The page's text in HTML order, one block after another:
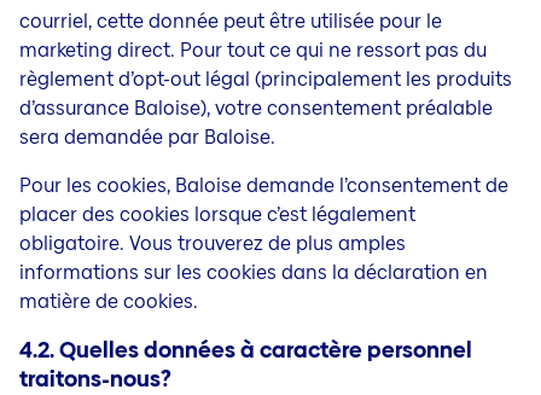
courriel, cette donnée peut être utilisée pour le
marketing direct. Pour tout ce qui ne ressort pas du
règlement d’opt-out légal (principalement les produits
d’assurance Baloise), votre consentement préalable
sera demandée par Baloise.
Pour les cookies, Baloise demande l’consentement de
placer des cookies lorsque c’est légalement
obligatoire. Vous trouverez de plus amples
informations sur les cookies dans la déclaration en
matière de cookies.
4.2. Quelles données à caractère personnel
traitons-nous?